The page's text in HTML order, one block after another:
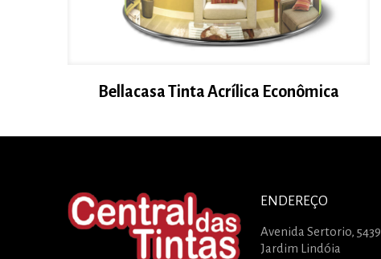
Bellacasa Tinta Acrílica Econômica
ENDEREÇO
Avenida Sertorio, 5439
Jardim Lindóia